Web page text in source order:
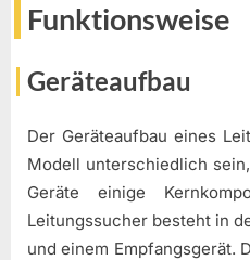
Funktionsweise
Geräteaufbau
Der Geräteaufbau eines
Modell unterschiedlich
Geräte einige
Leitungssucher besteht in
und einem Empfangsgerät.